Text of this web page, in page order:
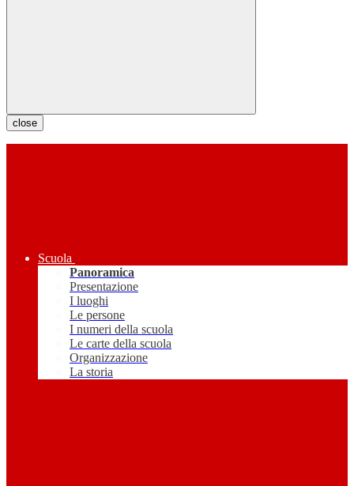
close
Scuola
Panoramica
Presentazione
I luoghi
Le persone
I numeri della scuola
Le carte della scuola
Organizzazione
La storia